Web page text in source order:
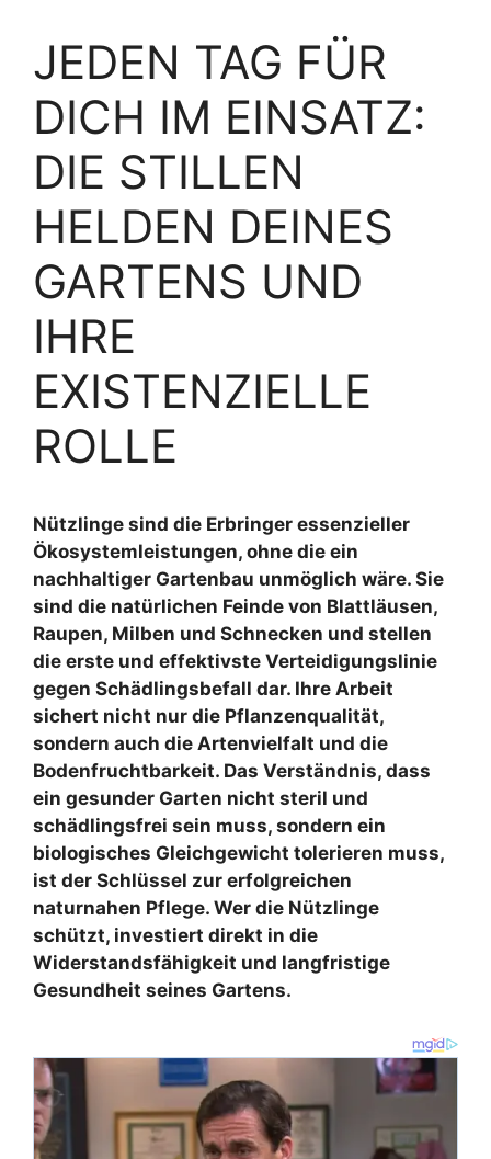
JEDEN TAG FÜR
DICH IM EINSATZ:
DIE STILLEN
HELDEN DEINES
GARTENS UND
IHRE
EXISTENZIELLE
ROLLE
Nützlinge sind die Erbringer essenzieller
Ökosystemleistungen, ohne die ein
nachhaltiger Gartenbau unmöglich wäre. Sie
sind die natürlichen Feinde von Blattläusen,
Raupen, Milben und Schnecken und stellen
die erste und effektivste Verteidigungslinie
gegen Schädlingsbefall dar. Ihre Arbeit
sichert nicht nur die Pflanzenqualität,
sondern auch die Artenvielfalt und die
Bodenfruchtbarkeit. Das Verständnis, dass
ein gesunder Garten nicht steril und
schädlingsfrei sein muss, sondern ein
biologisches Gleichgewicht tolerieren muss,
ist der Schlüssel zur erfolgreichen
naturnahen Pflege. Wer die Nützlinge
schützt, investiert direkt in die
Widerstandsfähigkeit und langfristige
Gesundheit seines Gartens.